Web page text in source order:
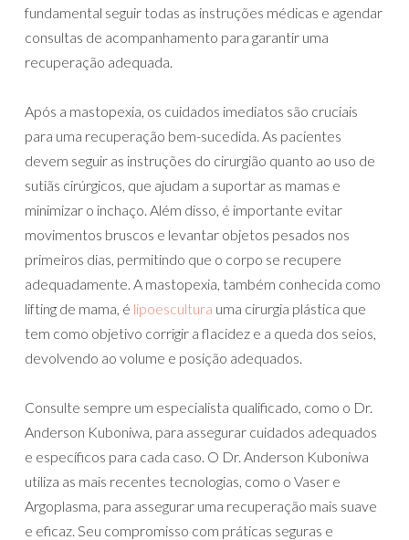
fundamental seguir todas as instruções médicas e agendar
consultas de acompanhamento para garantir uma
recuperação adequada.
Após a mastopexia, os cuidados imediatos são cruciais
para uma recuperação bem-sucedida. As pacientes
devem seguir as instruções do cirurgião quanto ao uso de
sutiãs cirúrgicos, que ajudam a suportar as mamas e
minimizar o inchaço. Além disso, é importante evitar
movimentos bruscos e levantar objetos pesados nos
primeiros dias, permitindo que o corpo se recupere
adequadamente. A mastopexia, também conhecida como
lifting de mama, é lipoescultura uma cirurgia plástica que
tem como objetivo corrigir a flacidez e a queda dos seios,
devolvendo ao volume e posição adequados.
Consulte sempre um especialista qualificado, como o Dr.
Anderson Kuboniwa, para assegurar cuidados adequados
e específicos para cada caso. O Dr. Anderson Kuboniwa
utiliza as mais recentes tecnologias, como o Vaser e
Argoplasma, para assegurar uma recuperação mais suave
e eficaz. Seu compromisso com práticas seguras e